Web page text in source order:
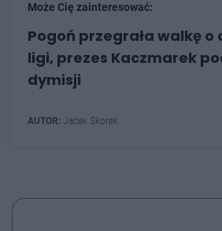
Może Cię zainteresować:
Pogoń przegrała walkę o
ligi, prezes Kaczmarek
dymisji
AUTOR: Jacek Skorek